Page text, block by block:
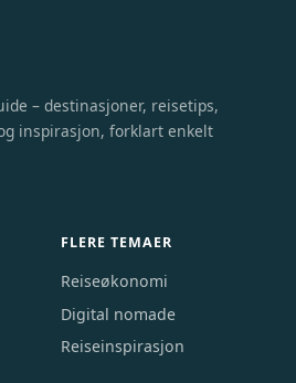
– destinasjoner, reisetips,
inspirasjon, forklart enkelt
FLERE TEMAER
Reiseøkonomi
Digital nomade
Reiseinspirasjon